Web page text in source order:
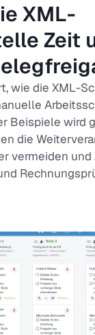
XML-
Zeit
wie die XML-
Beispiele wird
die
vermeiden